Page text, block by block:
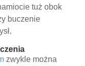
tuż obok
buczenie
zwykle można